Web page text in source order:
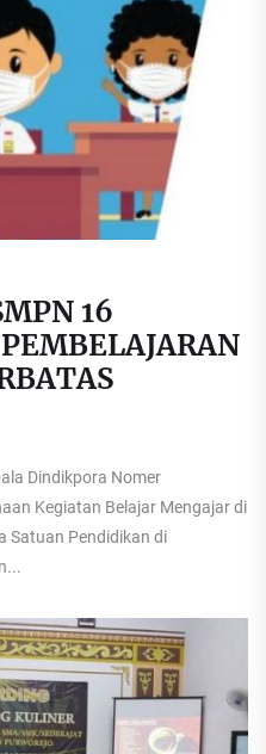
16
Dindikpora Nomer
Kegiatan Belajar Mengajar di
Satuan Pendidikan di